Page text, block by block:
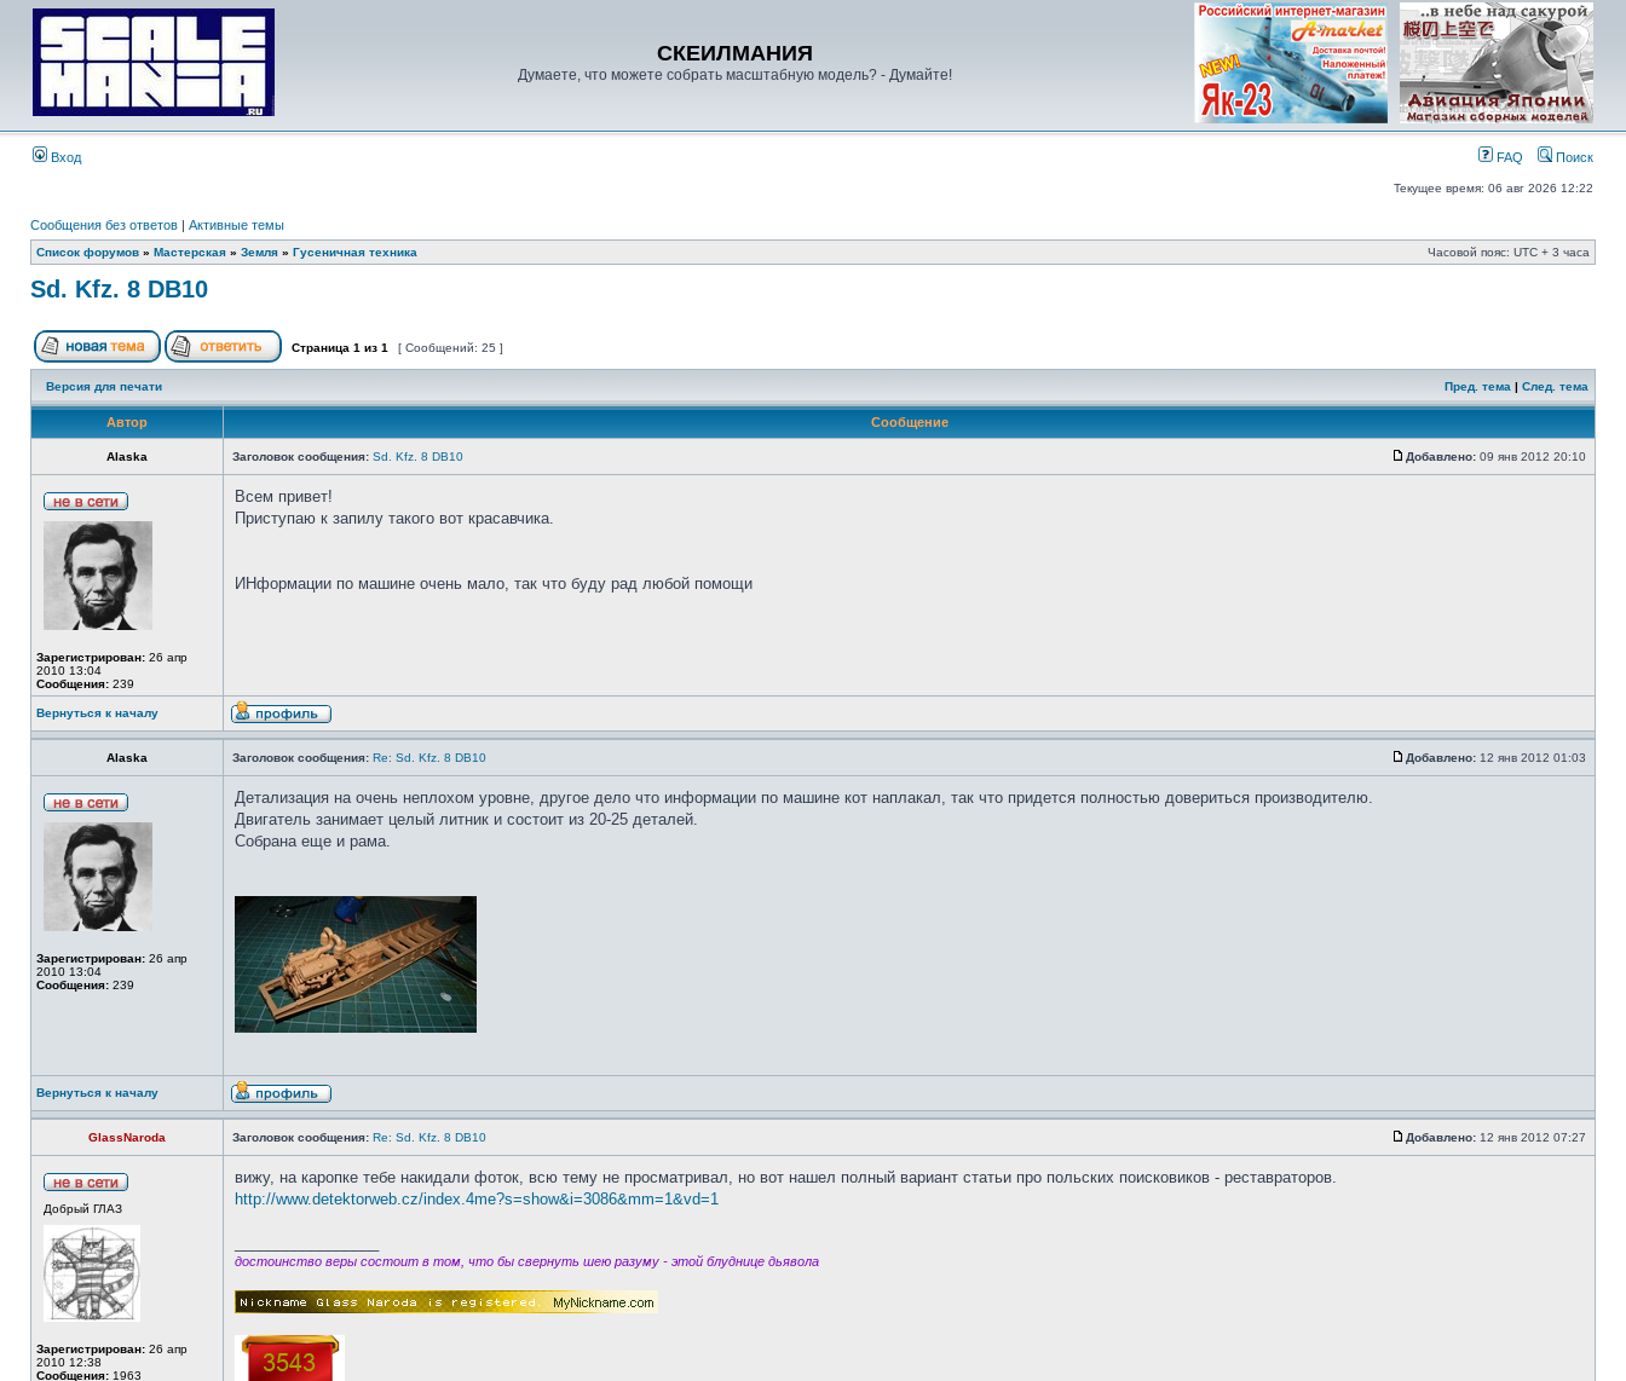
СКЕИЛМАНИЯ
Думаете, что можете собрать масштабную модель? - Думайте!
Вход FAQ Поиск
Текущее время: 06 авг 2026 12:22
Сообщения без ответов | Активные темы
Список форумов » Мастерская » Земля » Гусеничная техника Часовой пояс: UTC + 3 часа
Sd. Kfz. 8 DB10
Страница 1 из 1 [ Сообщений: 25 ]
Версия для печати Пред. тема | След. тема
Автор Сообщение
Alaska Заголовок сообщения: Sd. Kfz. 8 DB10 Добавлено: 09 янв 2012 20:10
Зарегистрирован: 26 апр
2010 13:04
Сообщения: 239
Всем привет!
Приступаю к запилу такого вот красавчика.
ИНформации по машине очень мало, так что буду рад любой помощи
Вернуться к началу
Alaska Заголовок сообщения: Re: Sd. Kfz. 8 DB10 Добавлено: 12 янв 2012 01:03
Зарегистрирован: 26 апр
2010 13:04
Сообщения: 239
Детализация на очень неплохом уровне, другое дело что информации по машине кот наплакал, так что придется полностью довериться производителю.
Двигатель занимает целый литник и состоит из 20-25 деталей.
Собрана еще и рама.
Вернуться к началу
GlassNaroda Заголовок сообщения: Re: Sd. Kfz. 8 DB10 Добавлено: 12 янв 2012 07:27
Добрый ГЛАЗ
Зарегистрирован: 26 апр
2010 12:38
Сообщения: 1963
вижу, на каропке тебе накидали фоток, всю тему не просматривал, но вот нашел полный вариант статьи про польских поисковиков - реставраторов.
http://www.detektorweb.cz/index.4me?s=show&i=3086&mm=1&vd=1
достоинство веры состоит в том, что бы свернуть шею разуму - этой блуднице дьявола